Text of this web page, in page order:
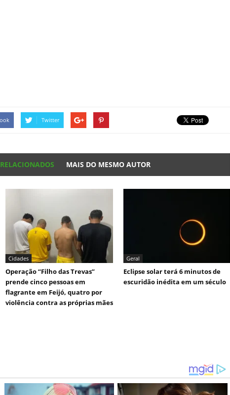
Twitter
MAIS DO MESMO AUTOR
Cidades
Operação “Filho das Trevas”
prende cinco pessoas em
flagrante em Feijó, quatro por
violência contra as próprias mães
Geral
Eclipse solar terá 6 minutos de
escuridão inédita em um século